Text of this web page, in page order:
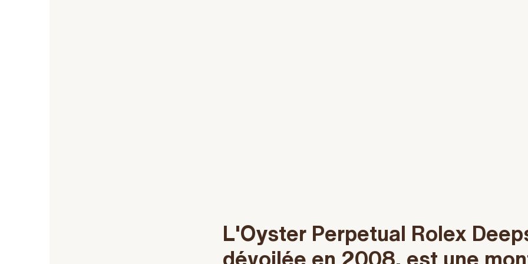
L'Oyster Perpetual Rolex
dévoilée en 2008, est une